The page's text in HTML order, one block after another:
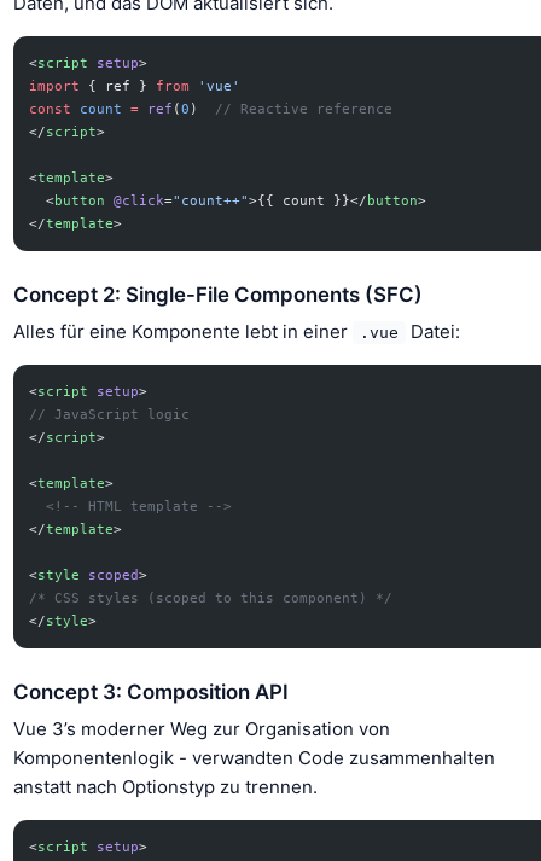
<script setup>
import
{ ref } from
'vue'
const
count = ref (0 ) // Reactive reference
</script>
<template>
  <
button @click="count++">{{ count }}</ button>
</template>
Concept 2: Single-File Components (SFC)
Alles für eine Komponente lebt in einer .vue Datei:
<script setup>
// JavaScript logic
</script>
<template>
  <!-- HTML template -->
</template>
<style scoped>
/* CSS styles (scoped to this component) */
</style>
Concept 3: Composition API
Vue 3’s moderner Weg zur Organisation von
Komponentenlogik - verwandten Code zusammenhalten
anstatt nach Optionstyp zu trennen.
<script setup>